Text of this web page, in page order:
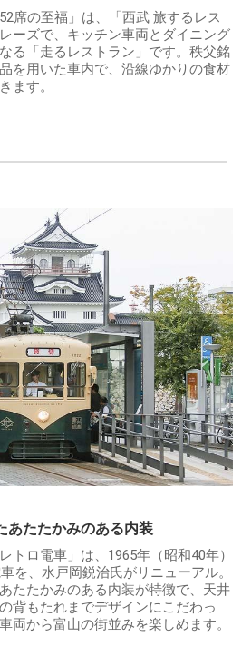
席の至福」は、「西武 旅するレス
ーズで、キッチン車両とダイニング
る「走るレストラン」です。秩父銘
を用いた車内で、沿線ゆかりの食材
ます。
あたたかみのある内装
トロ電車」は、1965年（昭和40年）
を、水戸岡鋭治氏がリニューアル。
たたかみのある内装が特徴で、天井
背もたれまでデザインにこだわっ
両から富山の街並みを楽しめます。